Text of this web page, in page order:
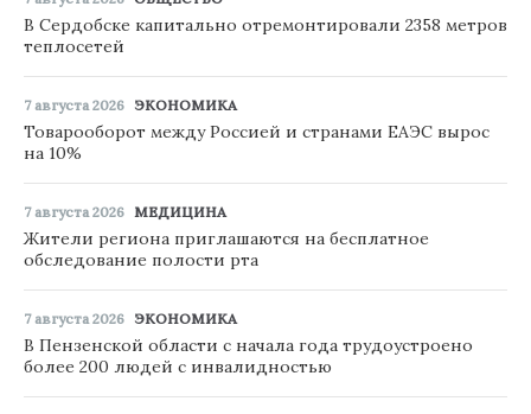
В Сердобске капитально отремонтировали 2358 метров
теплосетей
7 августа 2026 ЭКОНОМИКА
Товарооборот между Россией и странами ЕАЭС вырос
на 10%
7 августа 2026 МЕДИЦИНА
Жители региона приглашаются на бесплатное
обследование полости рта
7 августа 2026 ЭКОНОМИКА
В Пензенской области с начала года трудоустроено
более 200 людей с инвалидностью